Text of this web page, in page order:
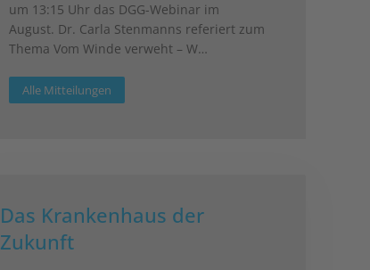
um 13:15 Uhr das DGG-Webinar im
August. Dr. Carla Stenmanns referiert zum
Thema Vom Winde verweht – W…
Alle Mitteilungen
Das Krankenhaus der
Zukunft